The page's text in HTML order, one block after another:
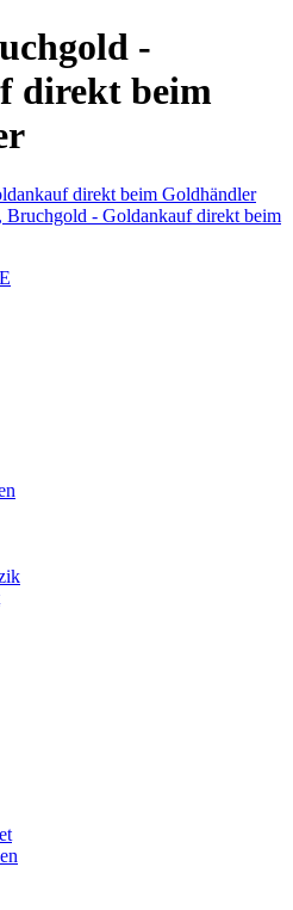
-
direkt beim
direkt beim Goldhändler
- Goldankauf direkt beim